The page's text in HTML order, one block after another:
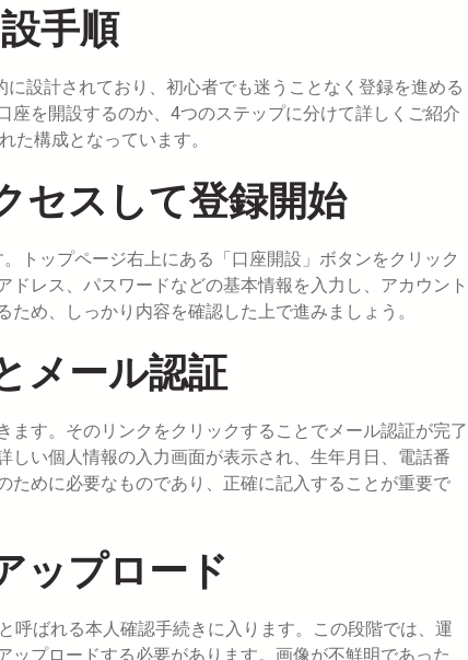
手順
設計されており、初心者でも迷うことなく登録を進める
を開設するのか、4つのステップに分けて詳しくご紹介
た構成となっています。
セスして登録開始
トップページ右上にある「口座開設」ボタンをクリック
レス、パスワードなどの基本情報を入力し、アカウント
め、しっかり内容を確認した上で進みましょう。
メール認証
す。そのリンクをクリックすることでメール認証が完了
しい個人情報の入力画面が表示され、生年月日、電話番
めに必要なものであり、正確に記入することが重要で
ップロード
呼ばれる本人確認手続きに入ります。この段階では、運
プロードする必要があります。画像が不鮮明であった